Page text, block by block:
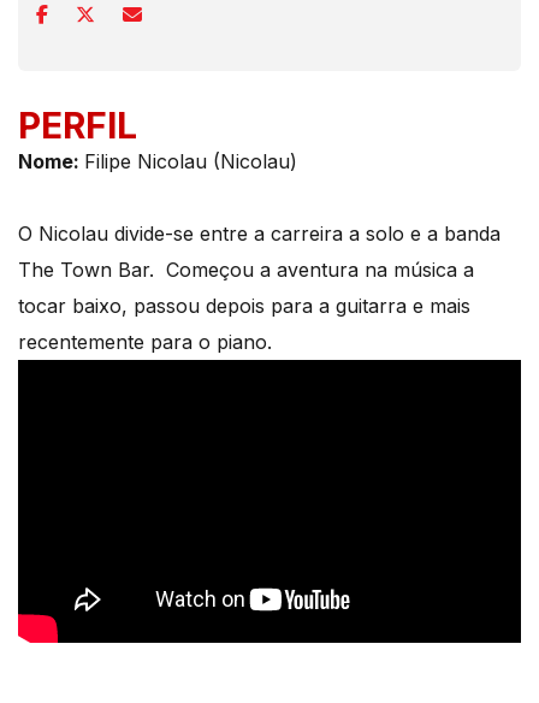
PERFIL
Nome: Filipe Nicolau (Nicolau)
O Nicolau divide-se entre a carreira a solo e a banda
The Town Bar. Começou a aventura na música a
tocar baixo, passou depois para a guitarra e mais
recentemente para o piano.